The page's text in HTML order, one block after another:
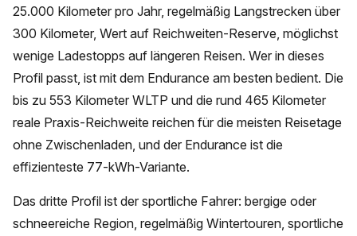
25.000 Kilometer pro Jahr, regelmäßig Langstrecken über
300 Kilometer, Wert auf Reichweiten-Reserve, möglichst
wenige Ladestopps auf längeren Reisen. Wer in dieses
Profil passt, ist mit dem Endurance am besten bedient. Die
bis zu 553 Kilometer WLTP und die rund 465 Kilometer
reale Praxis-Reichweite reichen für die meisten Reisetage
ohne Zwischenladen, und der Endurance ist die
effizienteste 77-kWh-Variante.
Das dritte Profil ist der sportliche Fahrer: bergige oder
schneereiche Region, regelmäßig Wintertouren, sportliche